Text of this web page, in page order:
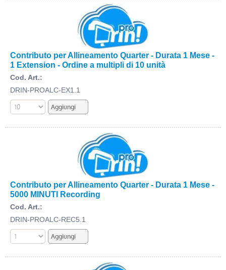
Contributo per Allineamento Quarter - Durata 1 Mese -
1 Extension - Ordine a multipli di 10 unità
Cod. Art.:
DRIN-PROALC-EX1.1
Contributo per Allineamento Quarter - Durata 1 Mese -
5000 MINUTI Recording
Cod. Art.:
DRIN-PROALC-REC5.1